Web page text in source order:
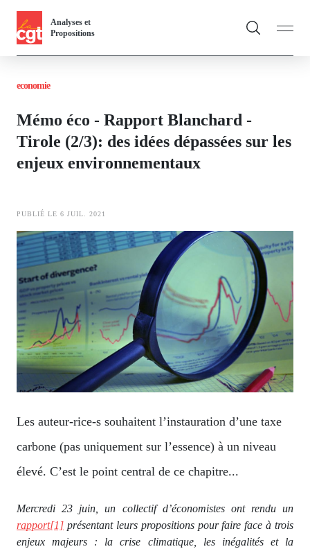
Aller
contenu
Analyses et
Propositions
Dossiers
Thématiques
economie
Mémo éco - Rapport Blanchard -
Tirole (2/3): des idées dépassées sur les
enjeux environnementaux
PUBLIÉ LE 6 JUIL. 2021
Image
Les auteur-rice-s souhaitent l’instauration d’une taxe
carbone (pas uniquement sur l’essence) à un niveau
élevé. C’est le point central de ce chapitre...
Mercredi 23 juin, un collectif d’économistes ont rendu un
rapport[1] présentant leurs propositions pour faire face à trois
enjeux majeurs : la crise climatique, les inégalités et la